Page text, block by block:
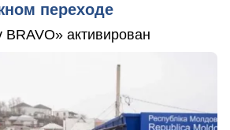
переходе
активирован